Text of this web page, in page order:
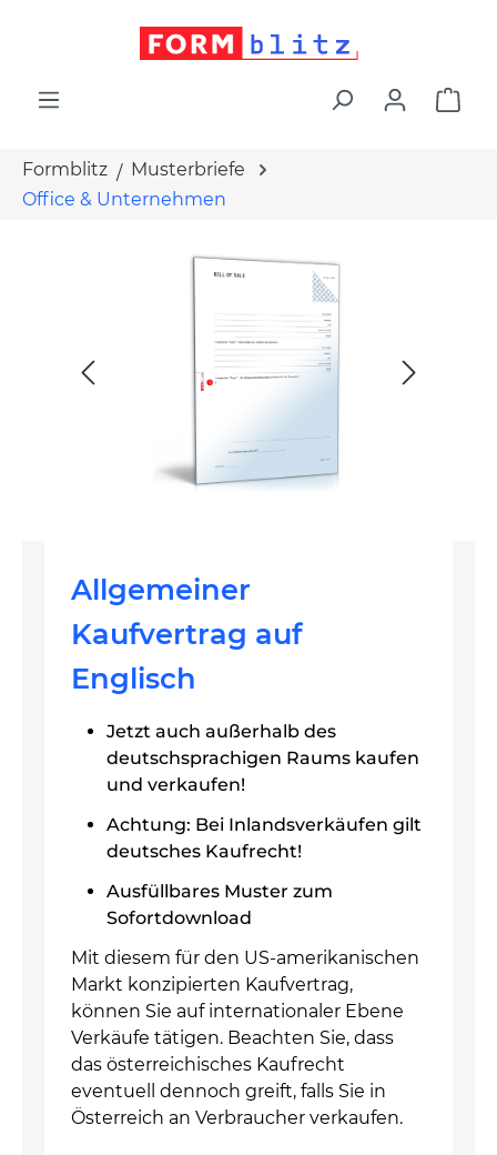
Formblitz
Musterbriefe
Office & Unternehmen
Allgemeiner
Kaufvertrag auf
Englisch
Jetzt auch außerhalb des
deutschsprachigen Raums kaufen
und verkaufen!
Achtung: Bei Inlandsverkäufen gilt
deutsches Kaufrecht!
Ausfüllbares Muster zum
Sofortdownload
Mit diesem für den US-amerikanischen
Markt konzipierten Kaufvertrag,
können Sie auf internationaler Ebene
Verkäufe tätigen. Beachten Sie, dass
das österreichisches Kaufrecht
eventuell dennoch greift, falls Sie in
Österreich an Verbraucher verkaufen.